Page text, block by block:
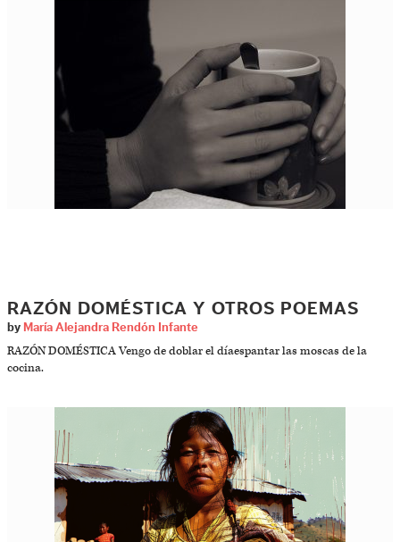
RAZÓN DOMÉSTICA Y OTROS POEMAS
by María Alejandra Rendón Infante
RAZÓN DOMÉSTICA Vengo de doblar el díaespantar las moscas de la
cocina.